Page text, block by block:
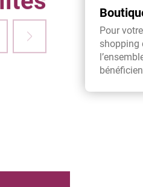
Pour
shopping